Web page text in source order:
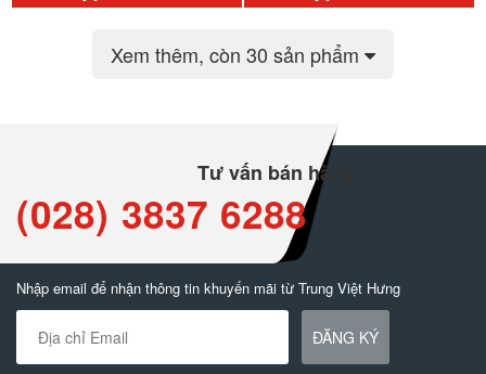
Xem thêm, còn 30 sản phẩm
Tư vấn bán hàng
(028) 3837 6288
Nhập email để nhận thông tin khuyến mãi từ Trung Việt Hưng
ĐĂNG KÝ